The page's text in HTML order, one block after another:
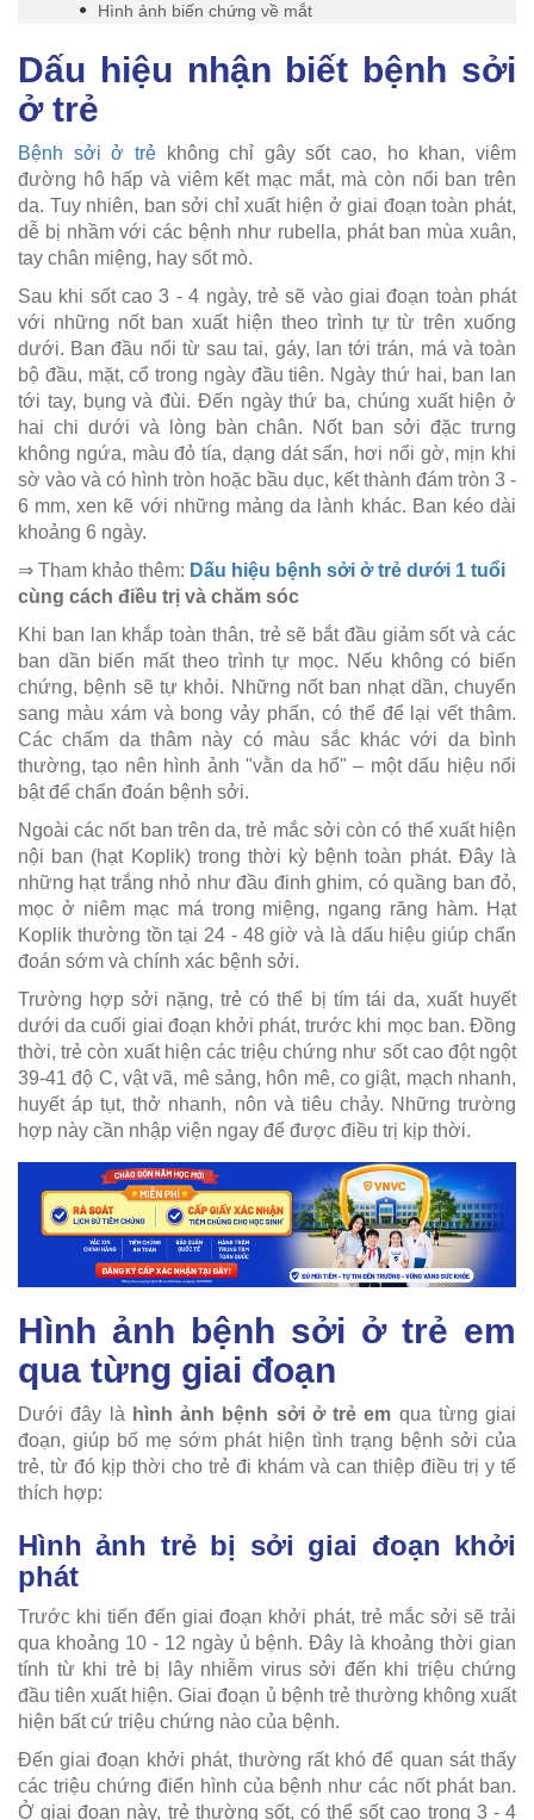
Hình ảnh biến chứng về mắt
Dấu hiệu nhận biết bệnh sởi
ở trẻ
Bệnh sởi ở trẻkhông chỉ gây sốt cao, ho khan, viêm
đường hô hấp và viêm kết mạc mắt, mà còn nổi ban trên
da. Tuy nhiên, ban sởi chỉ xuất hiện ở giai đoạn toàn phát,
dễ bị nhầm với các bệnh như rubella, phát ban mùa xuân,
tay chân miệng, hay sốt mò.
Sau khi sốt cao 3 - 4 ngày, trẻ sẽ vào giai đoạn toàn phát
với những nốt ban xuất hiện theo trình tự từ trên xuống
dưới. Ban đầu nổi từ sau tai, gáy, lan tới trán, má và toàn
bộ đầu, mặt, cổ trong ngày đầu tiên. Ngày thứ hai, ban lan
tới tay, bụng và đùi. Đến ngày thứ ba, chúng xuất hiện ở
hai chi dưới và lòng bàn chân. Nốt ban sởi đặc trưng
không ngứa, màu đỏ tía, dạng dát sẩn, hơi nổi gờ, mịn khi
sờ vào và có hình tròn hoặc bầu dục, kết thành đám tròn 3 -
6 mm, xen kẽ với những mảng da lành khác. Ban kéo dài
khoảng 6 ngày.
⇒ Tham khảo thêm: Dấu hiệu bệnh sởi ở trẻ dưới 1 tuổi
cùng cách điều trị và chăm sóc
Khi ban lan khắp toàn thân, trẻ sẽ bắt đầu giảm sốt và các
ban dần biến mất theo trình tự mọc. Nếu không có biến
chứng, bệnh sẽ tự khỏi. Những nốt ban nhạt dần, chuyển
sang màu xám và bong vảy phấn, có thể để lại vết thâm.
Các chấm da thâm này có màu sắc khác với da bình
thường, tạo nên hình ảnh "vằn da hổ" – một dấu hiệu nổi
bật để chẩn đoán bệnh sởi.
Ngoài các nốt ban trên da, trẻ mắc sởi còn có thể xuất hiện
nội ban (hạt Koplik) trong thời kỳ bệnh toàn phát. Đây là
những hạt trắng nhỏ như đầu đinh ghim, có quầng ban đỏ,
mọc ở niêm mạc má trong miệng, ngang răng hàm. Hạt
Koplik thường tồn tại 24 - 48 giờ và là dấu hiệu giúp chẩn
đoán sớm và chính xác bệnh sởi.
Trường hợp sởi nặng, trẻ có thể bị tím tái da, xuất huyết
dưới da cuối giai đoạn khởi phát, trước khi mọc ban. Đồng
thời, trẻ còn xuất hiện các triệu chứng như sốt cao đột ngột
39-41 độ C, vật vã, mê sảng, hôn mê, co giật, mạch nhanh,
huyết áp tụt, thở nhanh, nôn và tiêu chảy. Những trường
hợp này cần nhập viện ngay để được điều trị kịp thời.
Hình ảnh bệnh sởi ở trẻ em
qua từng giai đoạn
Dưới đây là hình ảnh bệnh sởi ở trẻ em qua từng giai
đoạn, giúp bố mẹ sớm phát hiện tình trạng bệnh sởi của
trẻ, từ đó kịp thời cho trẻ đi khám và can thiệp điều trị y tế
thích hợp:
Hình ảnh trẻ bị sởi giai đoạn khởi
phát
Trước khi tiến đến giai đoạn khởi phát, trẻ mắc sởi sẽ trải
qua khoảng 10 - 12 ngày ủ bệnh. Đây là khoảng thời gian
tính từ khi trẻ bị lây nhiễm virus sởi đến khi triệu chứng
đầu tiên xuất hiện. Giai đoạn ủ bệnh trẻ thường không xuất
hiện bất cứ triệu chứng nào của bệnh.
Đến giai đoạn khởi phát, thường rất khó để quan sát thấy
các triệu chứng điển hình của bệnh như các nốt phát ban.
Ở giai đoạn này, trẻ thường sốt, có thể sốt cao trong 3 - 4